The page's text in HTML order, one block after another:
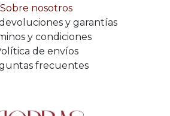
Sobre nosotros
y garantías
y condiciones
de envíos
frecuentes